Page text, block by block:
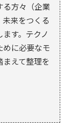
る方々（企業
来をつくる
す。テクノ
めに必要なモ
えて整理を